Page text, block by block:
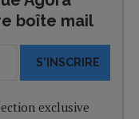
boîte mail
S'INSCRIRE
exclusive